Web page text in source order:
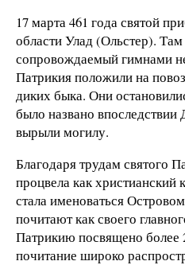
17 марта 461 года святой
области Улад (Ольстер).
сопровождаемый гимнами
Патрикия положили на
диких быка. Они
было названо
вырыли могилу.
Благодаря трудам святого
процвела как христианский
стала именоваться
почитают как своего
Патрикию посвящено более
почитание широко